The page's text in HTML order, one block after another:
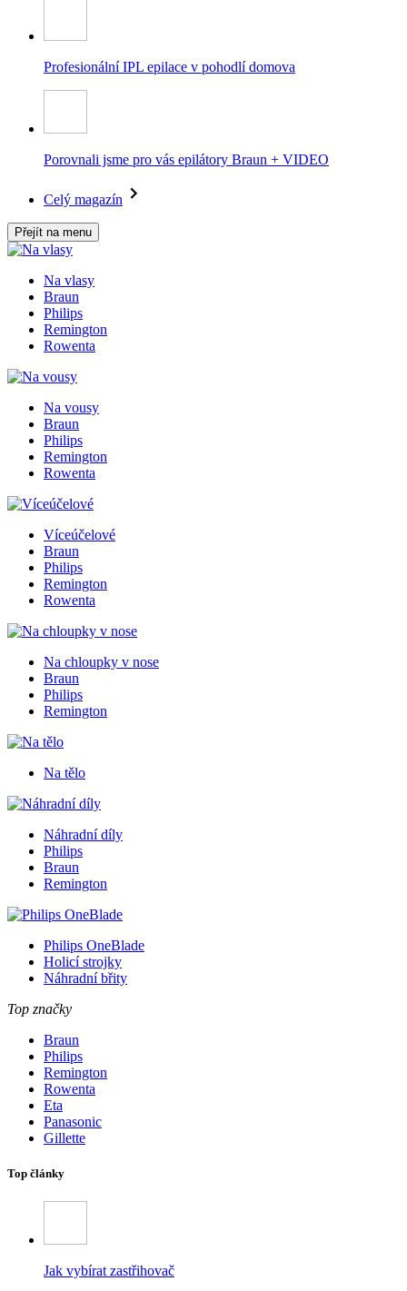
Profesionální IPL epilace v pohodlí domova
Porovnali jsme pro vás epilátory Braun + VIDEO
Celý magazín
Přejít na menu
Na vlasy
Braun
Philips
Remington
Rowenta
Na vousy
Braun
Philips
Remington
Rowenta
Víceúčelové
Braun
Philips
Remington
Rowenta
Na chloupky v nose
Braun
Philips
Remington
Na tělo
Náhradní díly
Philips
Braun
Remington
Philips OneBlade
Holicí strojky
Náhradní břity
Top značky
Braun
Philips
Remington
Rowenta
Eta
Panasonic
Gillette
Top články
Jak vybírat zastřihovač